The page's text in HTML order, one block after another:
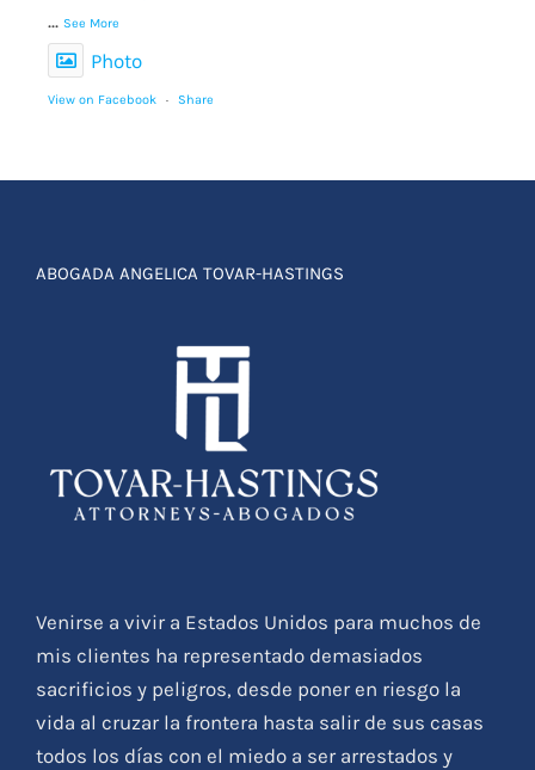
... See More
Photo
View on Facebook · Share
ABOGADA ANGELICA TOVAR-HASTINGS
Venirse a vivir a Estados Unidos para muchos de
mis clientes ha representado demasiados
sacrificios y peligros, desde poner en riesgo la
vida al cruzar la frontera hasta salir de sus casas
todos los días con el miedo a ser arrestados y